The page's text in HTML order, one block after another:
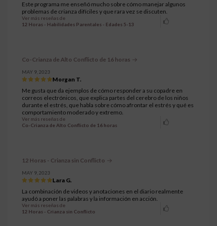
Este programa me enseñó mucho sobre cómo manejar algunos
problemas de crianza difíciles y que rara vez se discuten.
Ver más reseñas de
12 Horas - Habilidades Parentales - Edades 5-13
Co-Crianza de Alto Conflicto de 16 horas
MAY 9, 2023
Morgan T.
Me gusta que da ejemplos de cómo responder a su copadre en
correos electrónicos, que explica partes del cerebro de los niños
durante el estrés, que habla sobre cómo afrontar el estrés y qué es
comportamiento moderado y extremo.
Ver más reseñas de
Co-Crianza de Alto Conflicto de 16 horas
12 Horas - Crianza sin Conflicto
MAY 9, 2023
Lara G.
La combinación de videos y anotaciones en el diario realmente
ayudó a poner las palabras y la información en acción.
Ver más reseñas de
12 Horas - Crianza sin Conflicto